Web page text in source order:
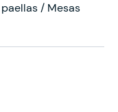
/ Mesas